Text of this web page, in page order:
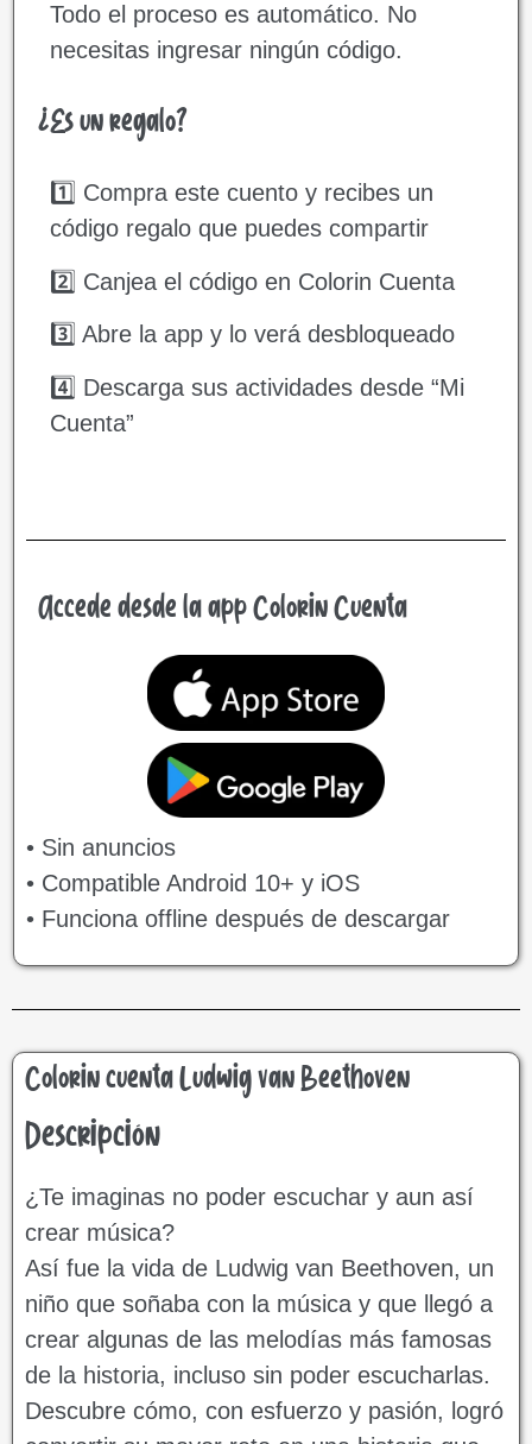
Todo el proceso es automático. No
necesitas ingresar ningún código.
¿Es un regalo?
1️⃣ Compra este cuento y recibes un
código regalo que puedes compartir
2️⃣ Canjea el código en Colorin Cuenta
3️⃣ Abre la app y lo verá desbloqueado
4️⃣ Descarga sus actividades desde “Mi
Cuenta”
Accede desde la app Colorin Cuenta
• Sin anuncios
• Compatible Android 10+ y iOS
• Funciona offline después de descargar
Colorin cuenta Ludwig van Beethoven
Descripción
¿Te imaginas no poder escuchar y aun así
crear música?
Así fue la vida de Ludwig van Beethoven, un
niño que soñaba con la música y que llegó a
crear algunas de las melodías más famosas
de la historia, incluso sin poder escucharlas.
Descubre cómo, con esfuerzo y pasión, logró